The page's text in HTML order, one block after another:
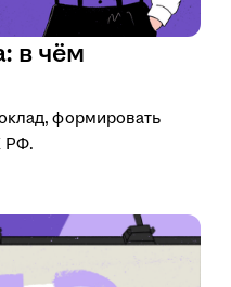
в чём
формировать
РФ.